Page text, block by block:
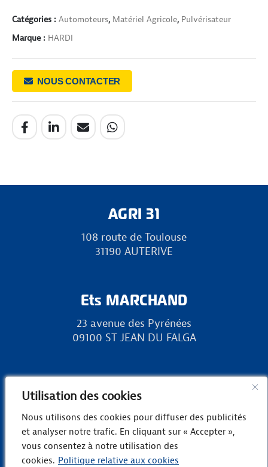
Utilisation des cookies
Nous utilisons des cookies pour diffuser des publicités
et analyser notre trafic. En cliquant sur « Accepter »,
vous consentez à notre utilisation des
cookies. Politique relative aux cookies
Catégories : Automoteurs, Matériel Agricole, Pulvérisateur
Marque : HARDI
NOUS CONTACTER
AGRI 31
108 route de Toulouse
31190 AUTERIVE
Ets MARCHAND
23 avenue des Pyrénées
09100 ST JEAN DU FALGA
RURAL 31
31800 LANDORTHE